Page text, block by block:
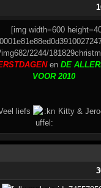
en DE
VOOR 2010
liefs Kitty &